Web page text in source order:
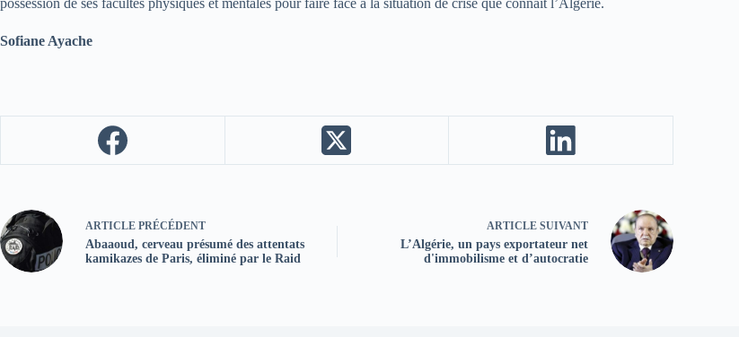
possession de ses facultés physiques et mentales pour faire face à la situation de crise que connaît l’Algérie.
Sofiane Ayache
ARTICLE PRÉCÉDENT
Abaaoud, cerveau présumé des attentats
kamikazes de Paris, éliminé par le Raid
ARTICLE SUIVANT
L’Algérie, un pays exportateur net
d'immobilisme et d’autocratie